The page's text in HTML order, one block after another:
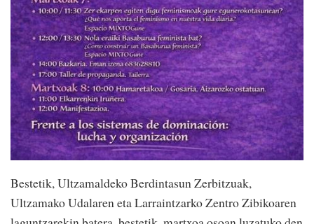
Bestetik, Ultzamaldeko Berdintasun Zerbitzuak,
Ultzamako Udalaren eta Larraintzarko Zentro Zibikoaren